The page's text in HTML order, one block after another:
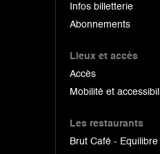
Infos billetterie
Abonnements
Lieux et accès
Accès
Mobilité et
Les restaurants
Brut Café - Equilibre